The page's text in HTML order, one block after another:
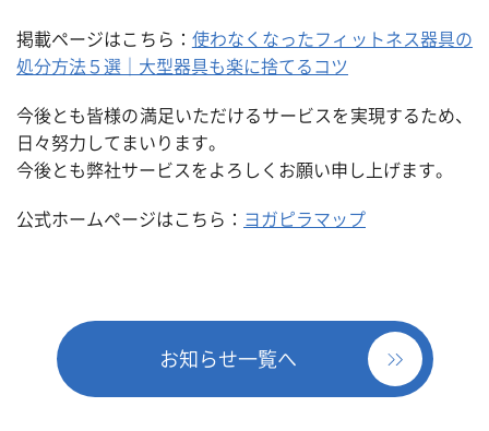
掲載ページはこちら： 使わなくなったフィットネス器具の
処分方法５選｜大型器具も楽に捨てるコツ
今後とも皆様の満足いただけるサービスを実現するため、
日々努力してまいります。
今後とも弊社サービスをよろしくお願い申し上げます。
公式ホームページはこちら： ヨガピラマップ
お知らせ一覧へ